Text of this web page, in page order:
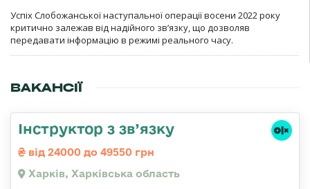
Успіх Слобожанської наступальної операції восени 2022 року
критично залежав від надійного зв’язку, що дозволяв
передавати інформацію в режимі реального часу.
ВАКАНСІЇ
Інструктор з зв’язку
від 24000 до 49550 грн
Харків, Харківська область